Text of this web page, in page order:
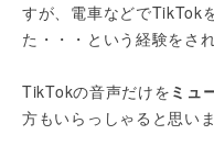
すが、電車などでTikTok
た・・・という経験をさ
TikTokの音声だけを ミュ
方もいらっしゃると思いま